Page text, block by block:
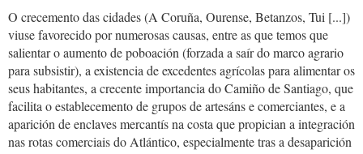
O crecemento das cidades (A Coruña, Ourense, Betanzos, Tui [...])
viuse favorecido por numerosas causas, entre as que temos que
salientar o aumento de poboación (forzada a saír do marco agrario
para subsistir), a existencia de excedentes agrícolas para alimentar os
seus habitantes, a crecente importancia do Camiño de Santiago, que
facilita o establecemento de grupos de artesáns e comerciantes, e a
aparición de enclaves mercantís na costa que propician a integración
nas rotas comerciais do Atlántico, especialmente tras a desaparición